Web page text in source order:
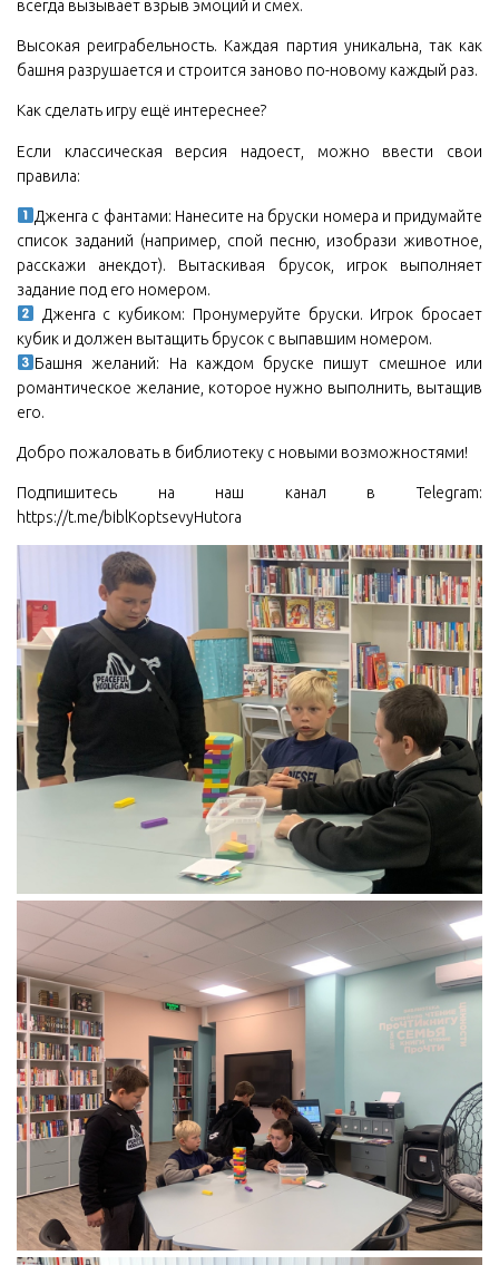
всегда вызывает взрыв эмоций и смех.
Высокая реиграбельность. Каждая партия уникальна, так как
башня разрушается и строится заново по-новому каждый раз.
Как сделать игру ещё интереснее?
Если классическая версия надоест, можно ввести свои
правила:
Дженга с фантами: Нанесите на бруски номера и придумайте
список заданий (например, спой песню, изобрази животное,
расскажи анекдот). Вытаскивая брусок, игрок выполняет
задание под его номером.
Дженга с кубиком: Пронумеруйте бруски. Игрок бросает
кубик и должен вытащить брусок с выпавшим номером.
Башня желаний: На каждом бруске пишут смешное или
романтическое желание, которое нужно выполнить, вытащив
его.
Добро пожаловать в библиотеку с новыми возможностями!
Подпишитесь на наш канал в Telegram:
https://t.me/biblKoptsevyHutora